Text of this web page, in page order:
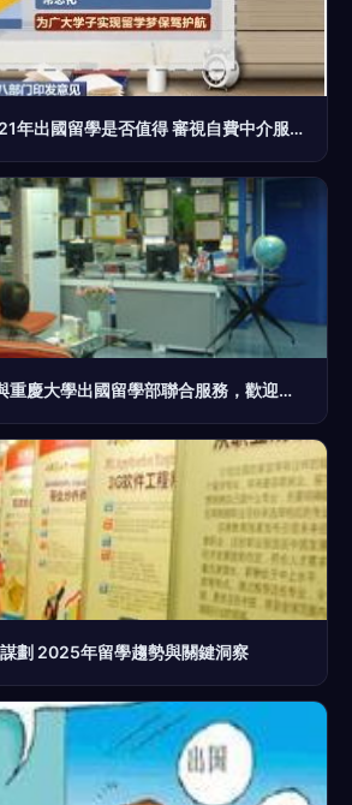
全球疫情之下，2021年出國留學是否值得 審視自費中介服務的影響
重慶自費留學中介與重慶大學出國留學部聯合服務，歡迎來電咨詢
謀劃 2025年留學趨勢與關鍵洞察